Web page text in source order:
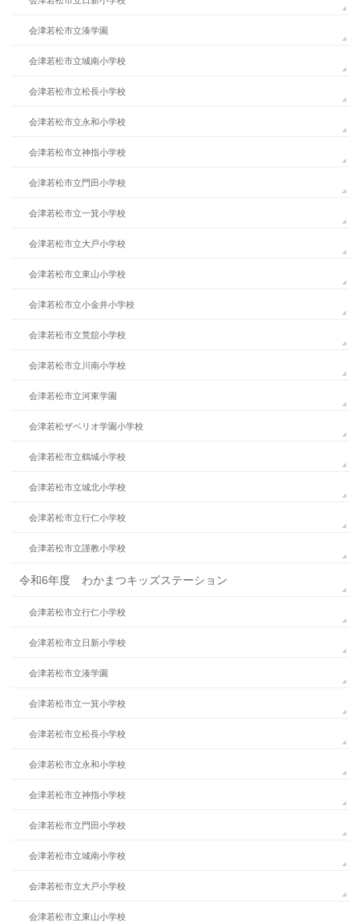
会津若松市立湊学園
会津若松市立城南小学校
会津若松市立松長小学校
会津若松市立永和小学校
会津若松市立神指小学校
会津若松市立門田小学校
会津若松市立一箕小学校
会津若松市立大戸小学校
会津若松市立東山小学校
会津若松市立小金井小学校
会津若松市立荒舘小学校
会津若松市立川南小学校
会津若松市立河東学園
会津若松ザベリオ学園小学校
会津若松市立鶴城小学校
会津若松市立城北小学校
会津若松市立行仁小学校
会津若松市立謹教小学校
令和6年度 わかまつキッズステーション
会津若松市立行仁小学校
会津若松市立日新小学校
会津若松市立湊学園
会津若松市立一箕小学校
会津若松市立松長小学校
会津若松市立永和小学校
会津若松市立神指小学校
会津若松市立門田小学校
会津若松市立城南小学校
会津若松市立大戸小学校
会津若松市立東山小学校